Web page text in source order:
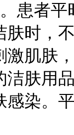
患者平
肤时，
激肌肤
洁肤用
感染。